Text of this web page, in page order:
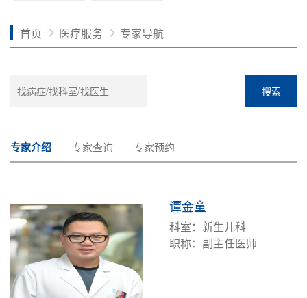
首页 医疗服务 专家导航
搜索
专家介绍 专家查询 专家预约
谭金童
科室：新生儿科
职称：副主任医师